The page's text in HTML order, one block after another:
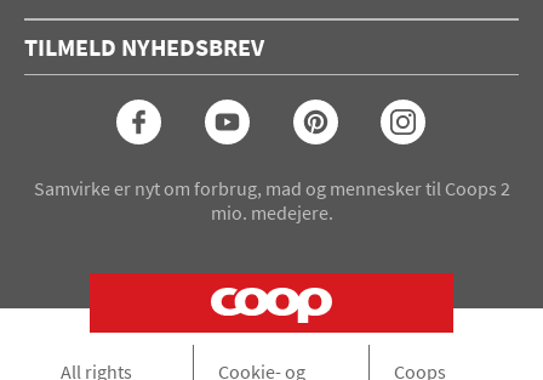
Opskrifter
Konkurrencer
Annoncering
Coop medlem
TILMELD NYHEDSBREV
Samvirke er nyt om forbrug, mad og mennesker til Coops 2
mio. medejere.
All rights Cookie- og Coops